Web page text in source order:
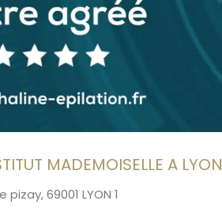
MADEMOISELLE A LYON
pizay, 69001 LYON 1